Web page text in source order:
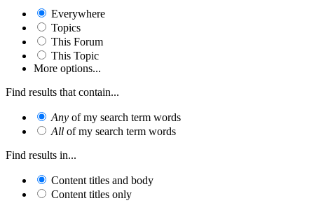
Everywhere
Topics
This Forum
This Topic
More options...
Find results that contain...
Any of my search term words
All of my search term words
Find results in...
Content titles and body
Content titles only